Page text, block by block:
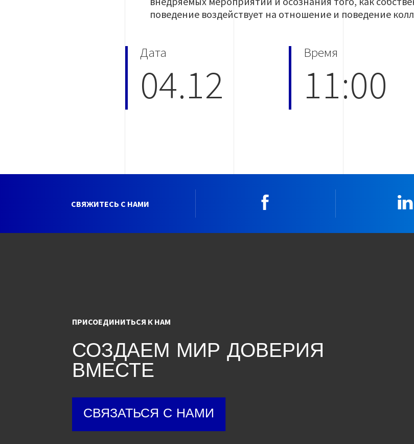
поведение воздействует на отношение и поведение
Дата
04.12
Время
11:00
СВЯЖИТЕСЬ С НАМИ
ПРИСОЕДИНИТЬСЯ К НАМ
СОЗДАЕМ МИР ДОВЕРИЯ
ВМЕСТЕ
СВЯЗАТЬСЯ С НАМИ